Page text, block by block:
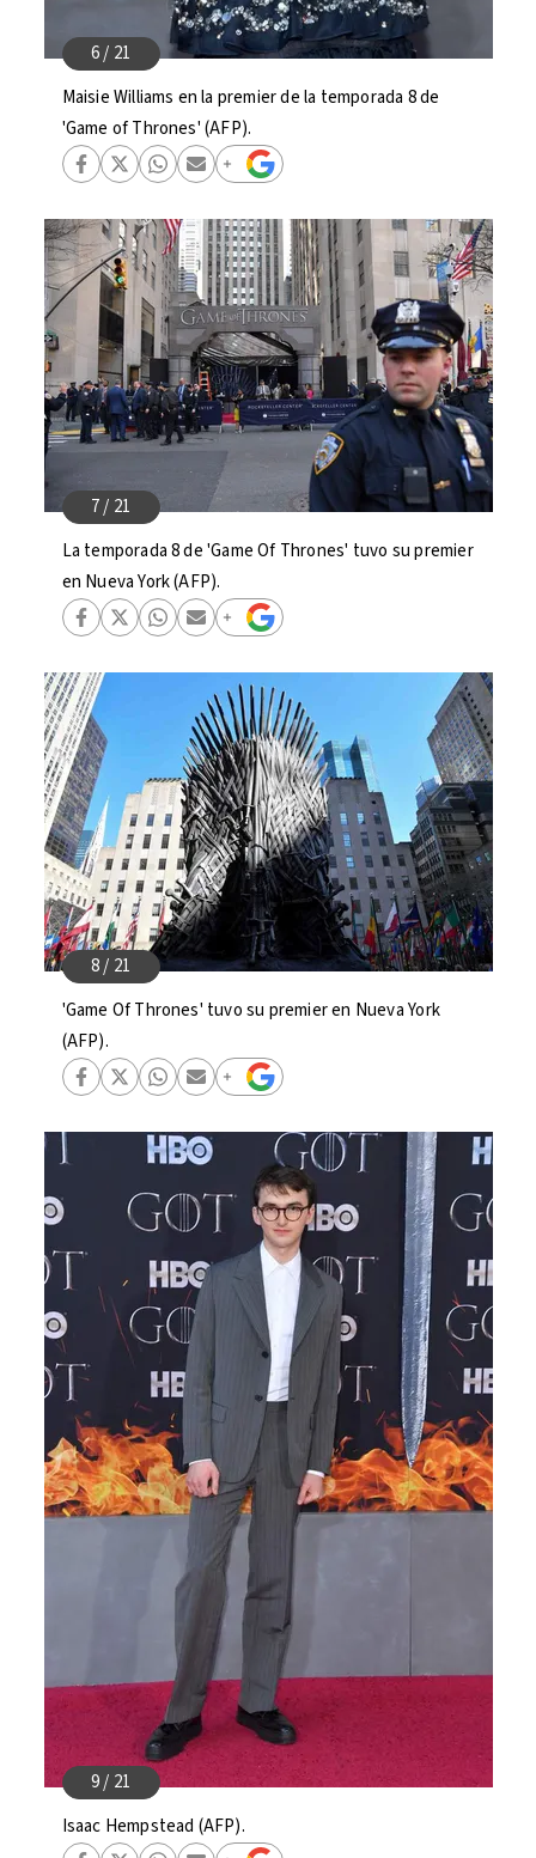
Maisie Williams en la premier de la temporada 8 de
'Game of Thrones' (AFP).
La temporada 8 de 'Game Of Thrones' tuvo su premier
en Nueva York (AFP).
'Game Of Thrones' tuvo su premier en Nueva York
(AFP).
Isaac Hempstead (AFP).